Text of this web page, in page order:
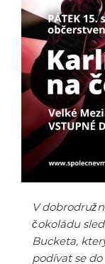
V
čokoládu
Bucketa,
podívat se